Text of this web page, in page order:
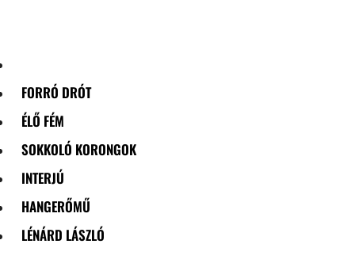
FORRÓ DRÓT
ÉLŐ FÉM
SOKKOLÓ KORONGOK
INTERJÚ
HANGERŐMŰ
LÉNÁRD LÁSZLÓ